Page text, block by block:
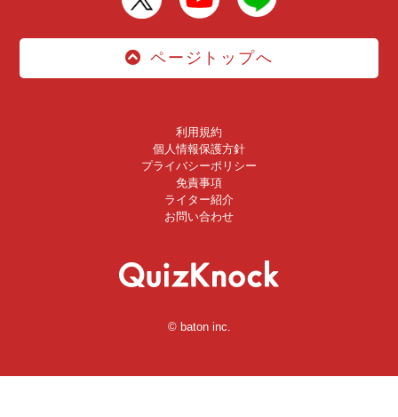
ページトップへ
利用規約
個人情報保護方針
プライバシーポリシー
免責事項
ライター紹介
お問い合わせ
© baton inc.